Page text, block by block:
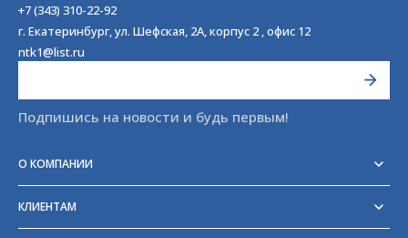
+7 (343) 310-22-92
г. Екатеринбург, ул. Шефская, 2А, корпус 2 , офис 12
ntk1@list.ru
Подпишись на новости и будь первым!
О КОМПАНИИ
Отзывы
Блог
КЛИЕНТАМ